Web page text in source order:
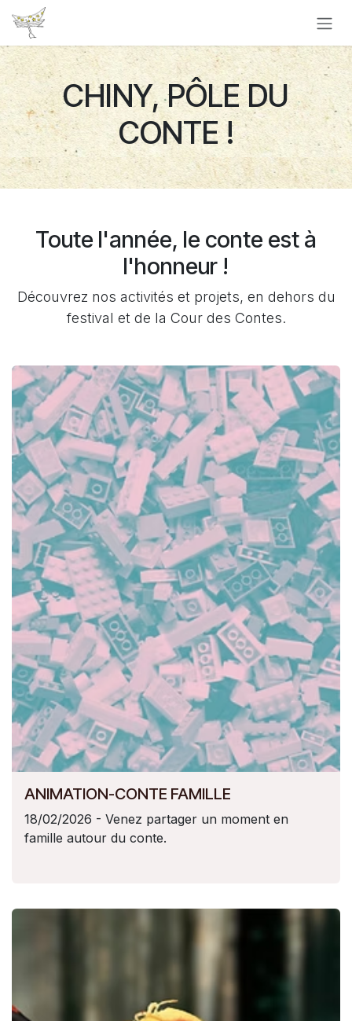
Se rendre au contenu
CHINY, PÔLE DU
CONTE !
Toute l'année, le conte est à
l'honneur !
Découvrez nos activités et projets, en dehors du
festival et de la Cour des Contes.
ANIMATION-CONTE FAMILLE
18/02/2026 - Venez partager un moment en
famille autour du conte.